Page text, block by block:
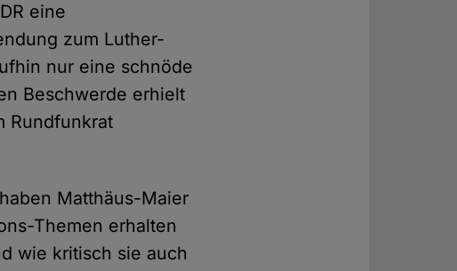
eine
zum Luther-
nur eine schnöde
Beschwerde erhielt
Rundfunkrat
Matthäus-Maier
Themen erhalten
wie kritisch sie auch